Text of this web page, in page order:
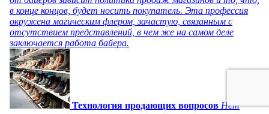
в конце концов, будет носить покупатель. Эта профессия
окружена магическим флером, зачастую, связанным с
отсутствием представлений, в чем же на самом деле
заключается работа байера.
Технология продающих вопросов Нет